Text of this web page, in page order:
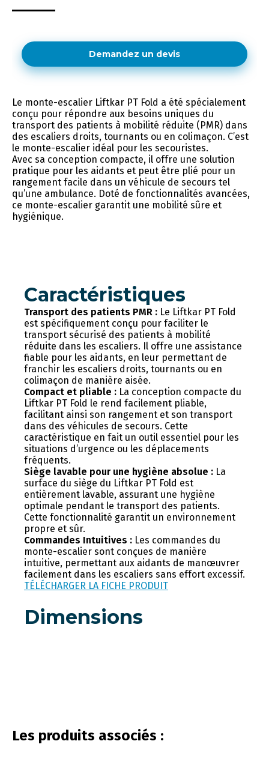
Le monte-escalier Liftkar PT Fold a été spécialement
conçu pour répondre aux besoins uniques du
transport des patients à mobilité réduite (PMR) dans
des escaliers droits, tournants ou en colimaçon. C’est
le monte-escalier idéal pour les secouristes.
Avec sa conception compacte, il offre une solution
pratique pour les aidants et peut être plié pour un
rangement facile dans un véhicule de secours tel
qu’une ambulance. Doté de fonctionnalités avancées,
ce monte-escalier garantit une mobilité sûre et
hygiénique.
Demandez un devis
Caractéristiques
Transport des patients PMR : Le Liftkar PT Fold
est spécifiquement conçu pour faciliter le
transport sécurisé des patients à mobilité
réduite dans les escaliers. Il offre une assistance
fiable pour les aidants, en leur permettant de
franchir les escaliers droits, tournants ou en
colimaçon de manière aisée.
Compact et pliable : La conception compacte du
Liftkar PT Fold le rend facilement pliable,
facilitant ainsi son rangement et son transport
dans des véhicules de secours. Cette
caractéristique en fait un outil essentiel pour les
situations d’urgence ou les déplacements
fréquents.
Siège lavable pour une hygiène absolue : La
surface du siège du Liftkar PT Fold est
entièrement lavable, assurant une hygiène
optimale pendant le transport des patients.
Cette fonctionnalité garantit un environnement
propre et sûr.
Commandes Intuitives : Les commandes du
monte-escalier sont conçues de manière
intuitive, permettant aux aidants de manœuvrer
facilement dans les escaliers sans effort excessif.
TÉLÉCHARGER LA FICHE PRODUIT
Dimensions
Les produits associés :